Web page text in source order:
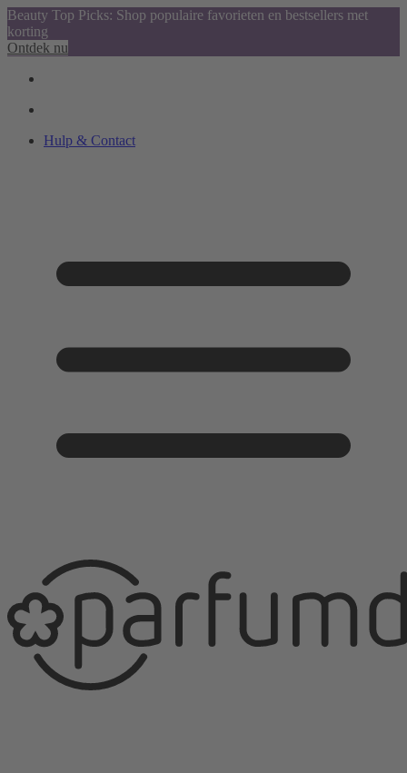
Beauty Top Picks: Shop populaire favorieten en bestsellers met
korting
Ontdek nu
Hulp & Contact